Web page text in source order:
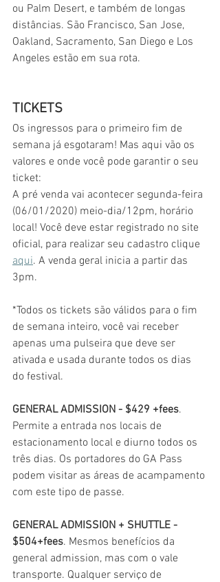
ou Palm Desert, e também de longas
distâncias. São Francisco, San Jose,
Oakland, Sacramento, San Diego e Los
Angeles estão em sua rota.
TICKETS
Os ingressos para o primeiro fim de
semana já esgotaram! Mas aqui vão os
valores e onde você pode garantir o seu
ticket:
A pré venda vai acontecer segunda-feira
(06/01/2020) meio-dia/12pm, horário
local! Você deve estar registrado no site
oficial, para realizar seu cadastro clique
aqui. A venda geral inicia a partir das
3pm.
*Todos os tickets são válidos para o fim
de semana inteiro, você vai receber
apenas uma pulseira que deve ser
ativada e usada durante todos os dias
do festival.
GENERAL ADMISSION - $429 +fees.
Permite a entrada nos locais de
estacionamento local e diurno todos os
três dias. Os portadores do GA Pass
podem visitar as áreas de acampamento
com este tipo de passe.
GENERAL ADMISSION + SHUTTLE -
$504+fees. Mesmos benefícios da
general admission, mas com o vale
transporte. Qualquer serviço de